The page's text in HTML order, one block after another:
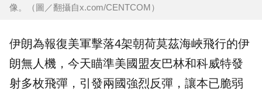
像。（圖／翻攝自x.com/CENTCOM）
伊朗為報復美軍擊落4架朝荷莫茲海峽飛行的伊
朗無人機 ，今天瞄準美國盟友巴林和科威特發
射多枚飛彈，引發兩國強烈反彈，讓本已脆弱